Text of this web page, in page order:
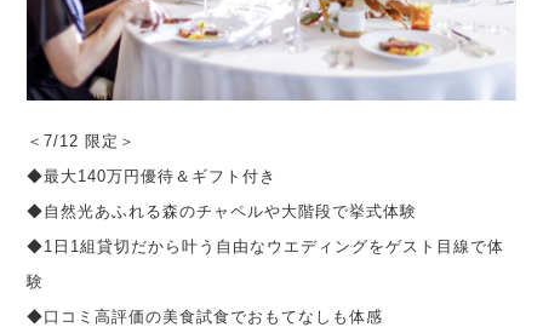
＜7/12 限定＞
◆最大140万円優待＆ギフト付き
◆自然光あふれる森のチャペルや大階段で挙式体験
◆1日1組貸切だから叶う自由なウエディングをゲスト目線で体
験
◆口コミ高評価の美食試食でおもてなしも体感